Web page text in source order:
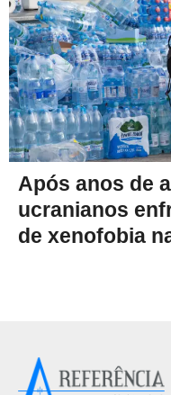
Após anos de
ucranianos
de xenofobia